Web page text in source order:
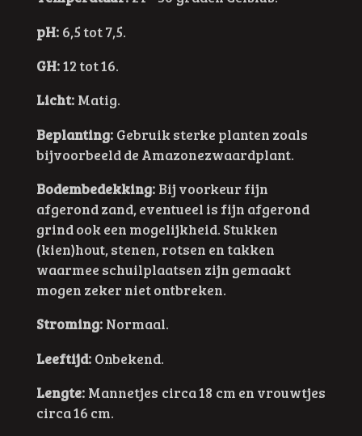
pH: 6,5 tot 7,5.
GH:12 tot 16.
Licht:Matig.
Beplanting:Gebruik sterke planten zoals
bijvoorbeeld de Amazonezwaardplant.
Bodembedekking:Bij voorkeur fijn
afgerond zand, eventueel is fijn afgerond
grind ook een mogelijkheid. Stukken
(kien)hout, stenen, rotsen en takken
waarmee schuilplaatsen zijn gemaakt
mogen zeker niet ontbreken.
Stroming:Normaal.
Leeftijd: Onbekend.
Lengte:Mannetjes circa 18 cm en vrouwtjes
circa 16 cm.